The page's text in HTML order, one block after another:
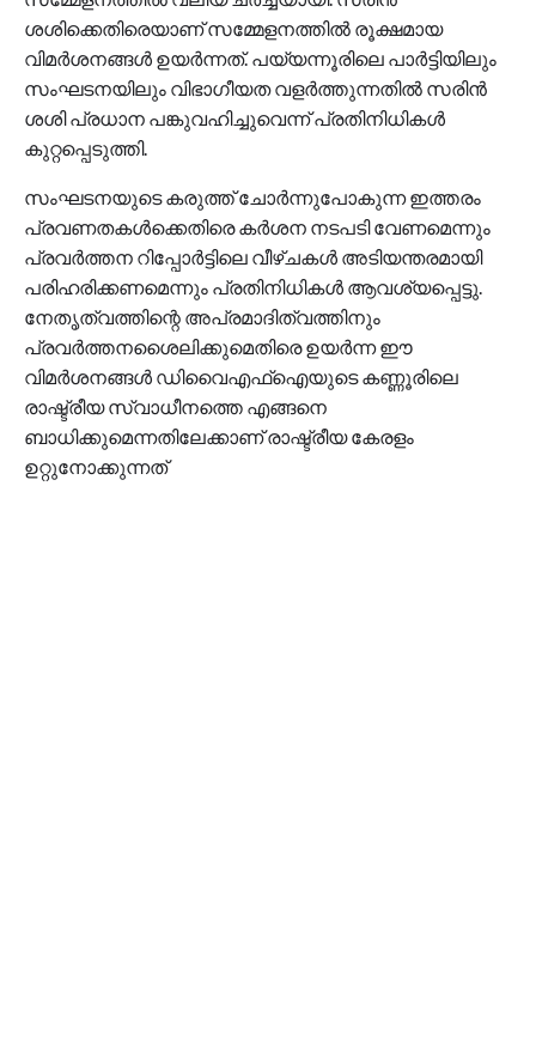
ശശിക്കെതിരെയാണ് സമ്മേളനത്തിൽ രൂക്ഷമായ
വിമർശനങ്ങൾ ഉയർന്നത്. പയ്യന്നൂരിലെ പാർട്ടിയിലും
സംഘടനയിലും വിഭാഗീയത വളർത്തുന്നതിൽ സരിൻ
ശശി പ്രധാന പങ്കുവഹിച്ചുവെന്ന് പ്രതിനിധികൾ
കുറ്റപ്പെടുത്തി.
സംഘടനയുടെ കരുത്ത് ചോർന്നുപോകുന്ന ഇത്തരം
പ്രവണതകൾക്കെതിരെ കർശന നടപടി വേണമെന്നും
പ്രവർത്തന റിപ്പോർട്ടിലെ വീഴ്ചകൾ അടിയന്തരമായി
പരിഹരിക്കണമെന്നും പ്രതിനിധികൾ ആവശ്യപ്പെട്ടു.
നേതൃത്വത്തിന്റെ അപ്രമാദിത്വത്തിനും
പ്രവർത്തനശൈലിക്കുമെതിരെ ഉയർന്ന ഈ
വിമർശനങ്ങൾ ഡിവൈഎഫ്ഐയുടെ കണ്ണൂരിലെ
രാഷ്ട്രീയ സ്വാധീനത്തെ എങ്ങനെ
ബാധിക്കുമെന്നതിലേക്കാണ് രാഷ്ട്രീയ കേരളം
ഉറ്റുനോക്കുന്നത്